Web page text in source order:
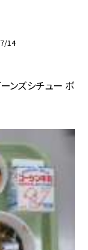
14
ンズシチュー ボ